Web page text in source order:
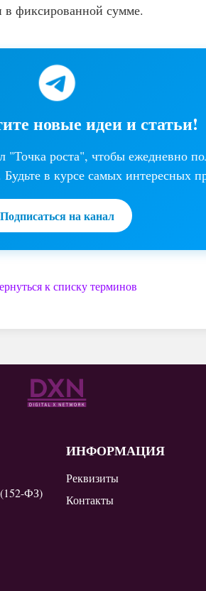
в фиксированной сумме.
новые идеи и статьи!
роста", чтобы ежедневно
Будьте в курсе самых интересных
Подписаться на канал
к списку терминов
ФЗ)
ИНФОРМАЦИЯ
Реквизиты
Контакты